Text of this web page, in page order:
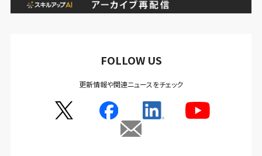
FOLLOW US
更新情報や関連ニュースをチェック